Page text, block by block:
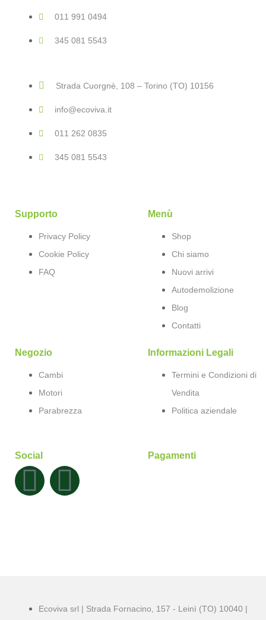
011 991 0494
345 081 5543
Strada Cuorgnè, 108 – Torino (TO) 10156
info@ecoviva.it
011 262 0835
345 081 5543
Supporto
Privacy Policy
Cookie Policy
FAQ
Menù
Shop
Chi siamo
Nuovi arrivi
Autodemolizione
Blog
Contatti
Negozio
Cambi
Motori
Parabrezza
Informazioni Legali
Termini e Condizioni di
Vendita
Politica aziendale
Social Pagamenti
Ecoviva srl | Strada Fornacino, 157 - Leinì (TO) 10040 |